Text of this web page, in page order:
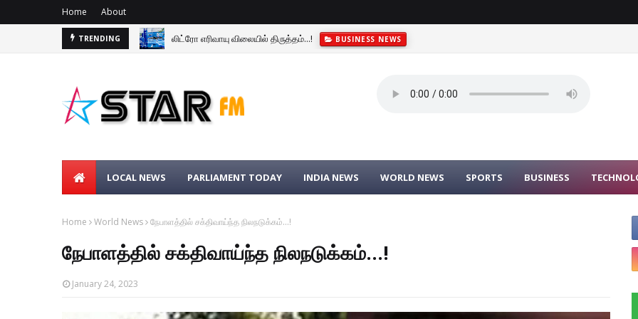
Home About
TRENDING லிட்ரோ எரிவாயு விலையில் திருத்தம்...! BUSINESS NEWS
LOCAL NEWS PARLIAMENT TODAY INDIA NEWS WORLD NEWS SPORTS BUSINESS
Home World News நேபாளத்தில் சக்திவாய்ந்த நிலநடுக்கம்...!
நேபாளத்தில் சக்திவாய்ந்த நிலநடுக்கம்...!
January 24, 2023